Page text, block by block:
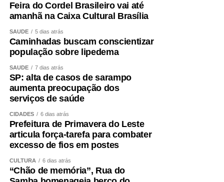
Feira do Cordel Brasileiro vai até
amanhã na Caixa Cultural Brasília
SAÚDE 5 dias atrás
Caminhadas buscam conscientizar
população sobre lipedema
SAÚDE 7 dias atrás
SP: alta de casos de sarampo
aumenta preocupação dos
serviços de saúde
CIDADES 6 dias atrás
Prefeitura de Primavera do Leste
articula força-tarefa para combater
excesso de fios em postes
CULTURA 6 dias atrás
“Chão de memória”, Rua do